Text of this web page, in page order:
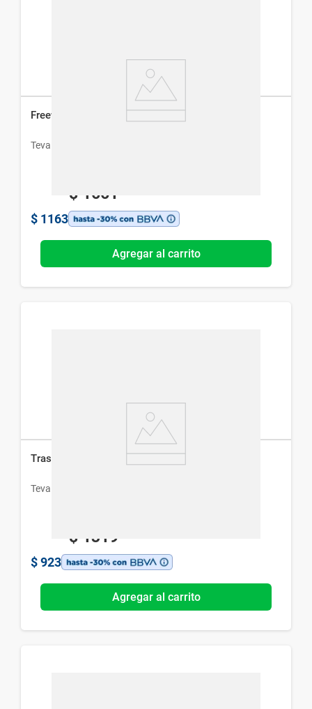
Freeway Spray Nasal
Teva
$ 1661
$ 1163
Agregar al carrito
Trastocir 100 g x 30 Comp
Teva
$ 1319
$ 923
Agregar al carrito